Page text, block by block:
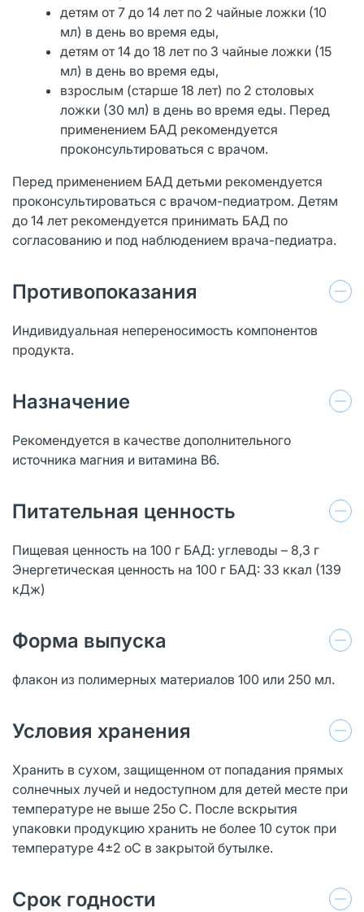
детям от 7 до 14 лет по 2 чайные ложки (10
мл) в день во время еды,
детям от 14 до 18 лет по 3 чайные ложки (15
мл) в день во время еды,
взрослым (старше 18 лет) по 2 столовых
ложки (30 мл) в день во время еды. Перед
применением БАД рекомендуется
проконсультироваться с врачом.
Перед применением БАД детьми рекомендуется
проконсультироваться с врачом-педиатром. Детям
до 14 лет рекомендуется принимать БАД по
согласованию и под наблюдением врача-педиатра.
Противопоказания
Индивидуальная непереносимость компонентов
продукта.
Назначение
Рекомендуется в качестве дополнительного
источника магния и витамина B6.
Питательная ценность
Пищевая ценность на 100 г БАД: углеводы – 8,3 г
Энергетическая ценность на 100 г БАД: 33 ккал (139
кДж)
Форма выпуска
флакон из полимерных материалов 100 или 250 мл.
Условия хранения
Хранить в сухом, защищенном от попадания прямых
солнечных лучей и недоступном для детей месте при
температуре не выше 25о С. После вскрытия
упаковки продукцию хранить не более 10 суток при
температуре 4±2 оC в закрытой бутылке.
Срок годности